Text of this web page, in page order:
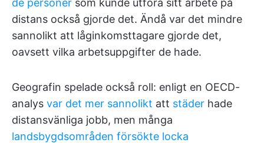
de personer som kunde utföra sitt arbete på
distans också gjorde det. Ändå var det mindre
sannolikt att låginkomsttagare gjorde det,
oavsett vilka arbetsuppgifter de hade.
Geografin spelade också roll: enligt en OECD-
analys var det mer sannolikt att städer hade
distansvänliga jobb, men många
landsbygdsområden försökte locka